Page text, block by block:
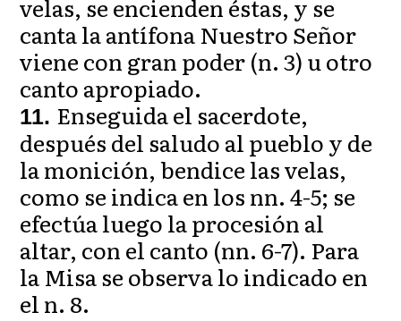
velas, se encienden éstas, y se
canta la antífona Nuestro Señor
viene con gran poder (n. 3) u otro
canto apropiado.
11. Enseguida el sacerdote,
después del saludo al pueblo y de
la monición, bendice las velas,
como se indica en los nn. 4-5; se
efectúa luego la procesión al
altar, con el canto (nn. 6-7). Para
la Misa se observa lo indicado en
el n. 8.